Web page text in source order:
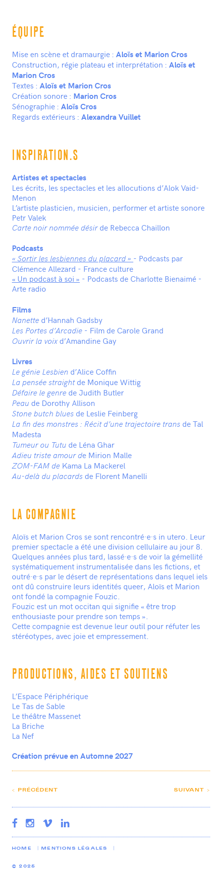
ÉQUIPE
Mise en scène et dramaurgie : Aloïs et Marion Cros
Construction, régie plateau et interprétation : Aloïs et
Marion Cros
Textes : Aloïs et Marion Cros
Création sonore : Marion Cros
Sénographie : Aloïs Cros
Regards extérieurs : Alexandra Vuillet
INSPIRATION.S
Artistes et spectacles
Les écrits, les spectacles et les allocutions d’Alok Vaid-
Menon
L’artiste plasticien, musicien, performer et artiste sonore
Petr Valek
Carte noir nommée désirde Rebecca Chaillon
Podcasts
« Sortir les lesbiennes du placard » - Podcasts par
Clémence Allezard - France culture
« Un podcast à soi » - Podcasts de Charlotte Bienaimé -
Arte radio
Films
Nanetted’Hannah Gadsby
Les Portes d’Arcadie - Film de Carole Grand
Ouvrir la voixd’Amandine Gay
Livres
Le génie Lesbien d’Alice Coffin
La pensée straightde Monique Wittig
Défaire le genrede Judith Butler
Peau de Dorothy Allison
Stone butch blues de Leslie Feinberg
La fin des monstres : Récit d’une trajectoire trans de Tal
Madesta
Tumeur ou Tutu de Léna Ghar
Adieu triste amour de Mirion Malle
ZOM-FAM de Kama La Mackerel
Au-delà du placards de Florent Manelli
LA COMPAGNIE
Aloïs et Marion Cros se sont rencontré·e·s in utero. Leur
premier spectacle a été une division cellulaire au jour 8.
Quelques années plus tard, lassé·e·s de voir la gémellité
systématiquement instrumentalisée dans les fictions, et
outré·e·s par le désert de représentations dans lequel iels
ont dû construire leurs identités queer, Aloïs et Marion
ont fondé la compagnie Fouzic.
Fouzic est un mot occitan qui signifie « être trop
enthousiaste pour prendre son temps ».
Cette compagnie est devenue leur outil pour réfuter les
stéréotypes, avec joie et empressement.
PRODUCTIONS, AIDES ET SOUTIENS
L’Espace Périphérique
Le Tas de Sable
Le théâtre Massenet
La Briche
La Nef
Création prévue en Automne 2027
< PRÉCÉDENT SUIVANT >
HOME MENTIONS LÉGALES
© 2025